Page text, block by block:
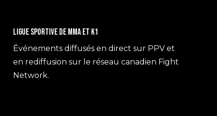
Ligue sportive de MMA et K1
Événements diffusés en direct sur PPV et
en rediffusion sur le réseau canadien Fight
Network.